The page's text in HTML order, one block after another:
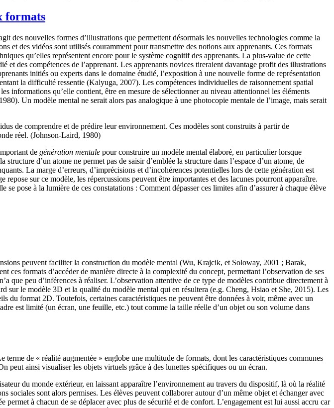
formats
des nouvelles formes d’illustrations que permettent désormais les nouvelles technologies comme la
et des vidéos sont utilisés couramment pour transmettre des notions aux apprenants. Ces formats
qu’elles représentent encore pour le système cognitif des apprenants. La plus-value de cette
des compétences de l’apprenant. Les apprenants novices tireraient davantage profit des illustrations
initiés ou experts dans le domaine étudié, l’exposition à une nouvelle forme de représentation
la difficulté ressentie (Kalyuga, 2007). Les compétences individuelles de raisonnement spatial
informations qu’elle contient, être en mesure de sélectionner au niveau attentionnel les éléments
Un modèle mental ne serait alors pas analogique à une photocopie mentale de l’image, mais serait
de comprendre et de prédire leur environnement. Ces modèles sont construits à partir de
réel. (Johnson-Laird, 1980)
de génération mentale pour construire un modèle mental élaboré, en particulier lorsque
d’un atome ne permet pas de saisir d’emblée la structure dans l’espace d’un atome, de
La marge d’erreurs, d’imprécisions et d’incohérences potentielles lors de cette génération est
sur ce modèle, les répercussions peuvent être importantes et des lacunes pourront apparaître.
pose à la lumière de ces constatations : Comment dépasser ces limites afin d’assurer à chaque élève
peuvent faciliter la construction du modèle mental (Wu, Krajcik, et Soloway, 2001 ; Barak,
formats d’accéder de manière directe à la complexité du concept, permettant l’observation de ses
que peu d’inférences à réaliser. L’observation attentive de ce type de modèles contribue directement à
sur le modèle 3D et la qualité du modèle mental qui en résultera (e.g. Cheng, Hsiao et She, 2015). Les
du format 2D. Toutefois, certaines caractéristiques ne peuvent être données à voir, même avec un
est limité (un écran, une feuille, etc.) tout comme la taille réelle d’un objet ou son volume dans
de « réalité augmentée » englobe une multitude de formats, dont les caractéristiques communes
ainsi visualiser les objets virtuels grâce à des lunettes spécifiques ou un écran.
du monde extérieur, en laissant apparaître l’environnement au travers du dispositif, là où la réalité
sont alors permises. Les élèves peuvent collaborer autour d’un même objet et échanger avec
à chacun de se déplacer avec plus de sécurité et de confort. L’engagement est lui aussi accru car